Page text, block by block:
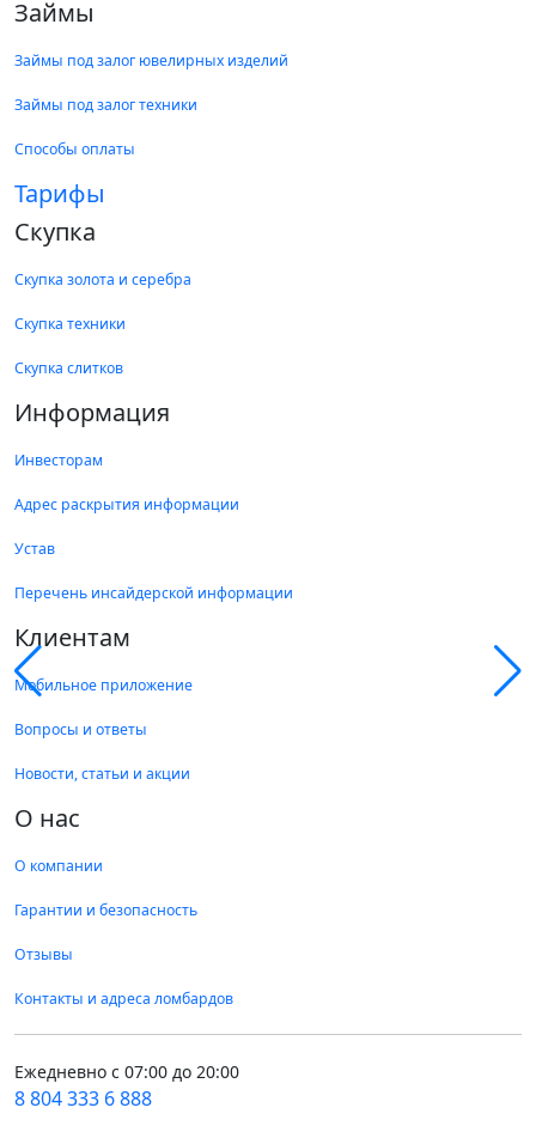
Займы
Займы под залог ювелирных изделий
Займы под залог техники
Способы оплаты
Тарифы
Скупка
Скупка золота и серебра
Скупка техники
Скупка слитков
Информация
Инвесторам
Адрес раскрытия информации
Устав
Перечень инсайдерской информации
Клиентам
Мобильное приложение
Вопросы и ответы
Новости, статьи и акции
О нас
О компании
Гарантии и безопасность
Отзывы
Контакты и адреса ломбардов
Ежедневно с 07:00 до 20:00
8 804 333 6 888